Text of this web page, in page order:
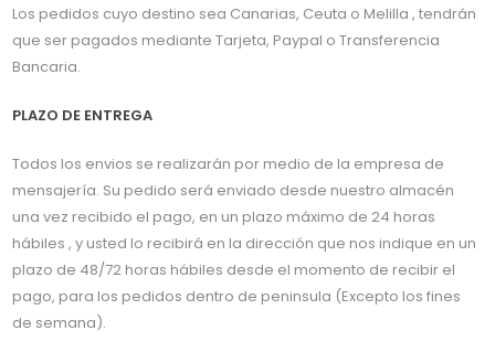
Los pedidos cuyo destino sea Canarias, Ceuta o Melilla , tendrán
que ser pagados mediante Tarjeta, Paypal o Transferencia
Bancaria.
PLAZO DE ENTREGA
Todos los envios se realizarán por medio de la empresa de
mensajería. Su pedido será enviado desde nuestro almacén
una vez recibido el pago, en un plazo máximo de 24 horas
hábiles , y usted lo recibirá en la dirección que nos indique en un
plazo de 48/72 horas hábiles desde el momento de recibir el
pago, para los pedidos dentro de peninsula (Excepto los fines
de semana).